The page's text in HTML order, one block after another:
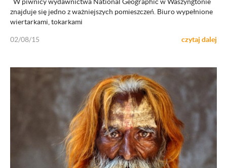
znajduje się jedno z ważniejszych pomieszczeń. Biuro wypełnione
wiertarkami, tokarkami
02/08/15 czytaj dalej